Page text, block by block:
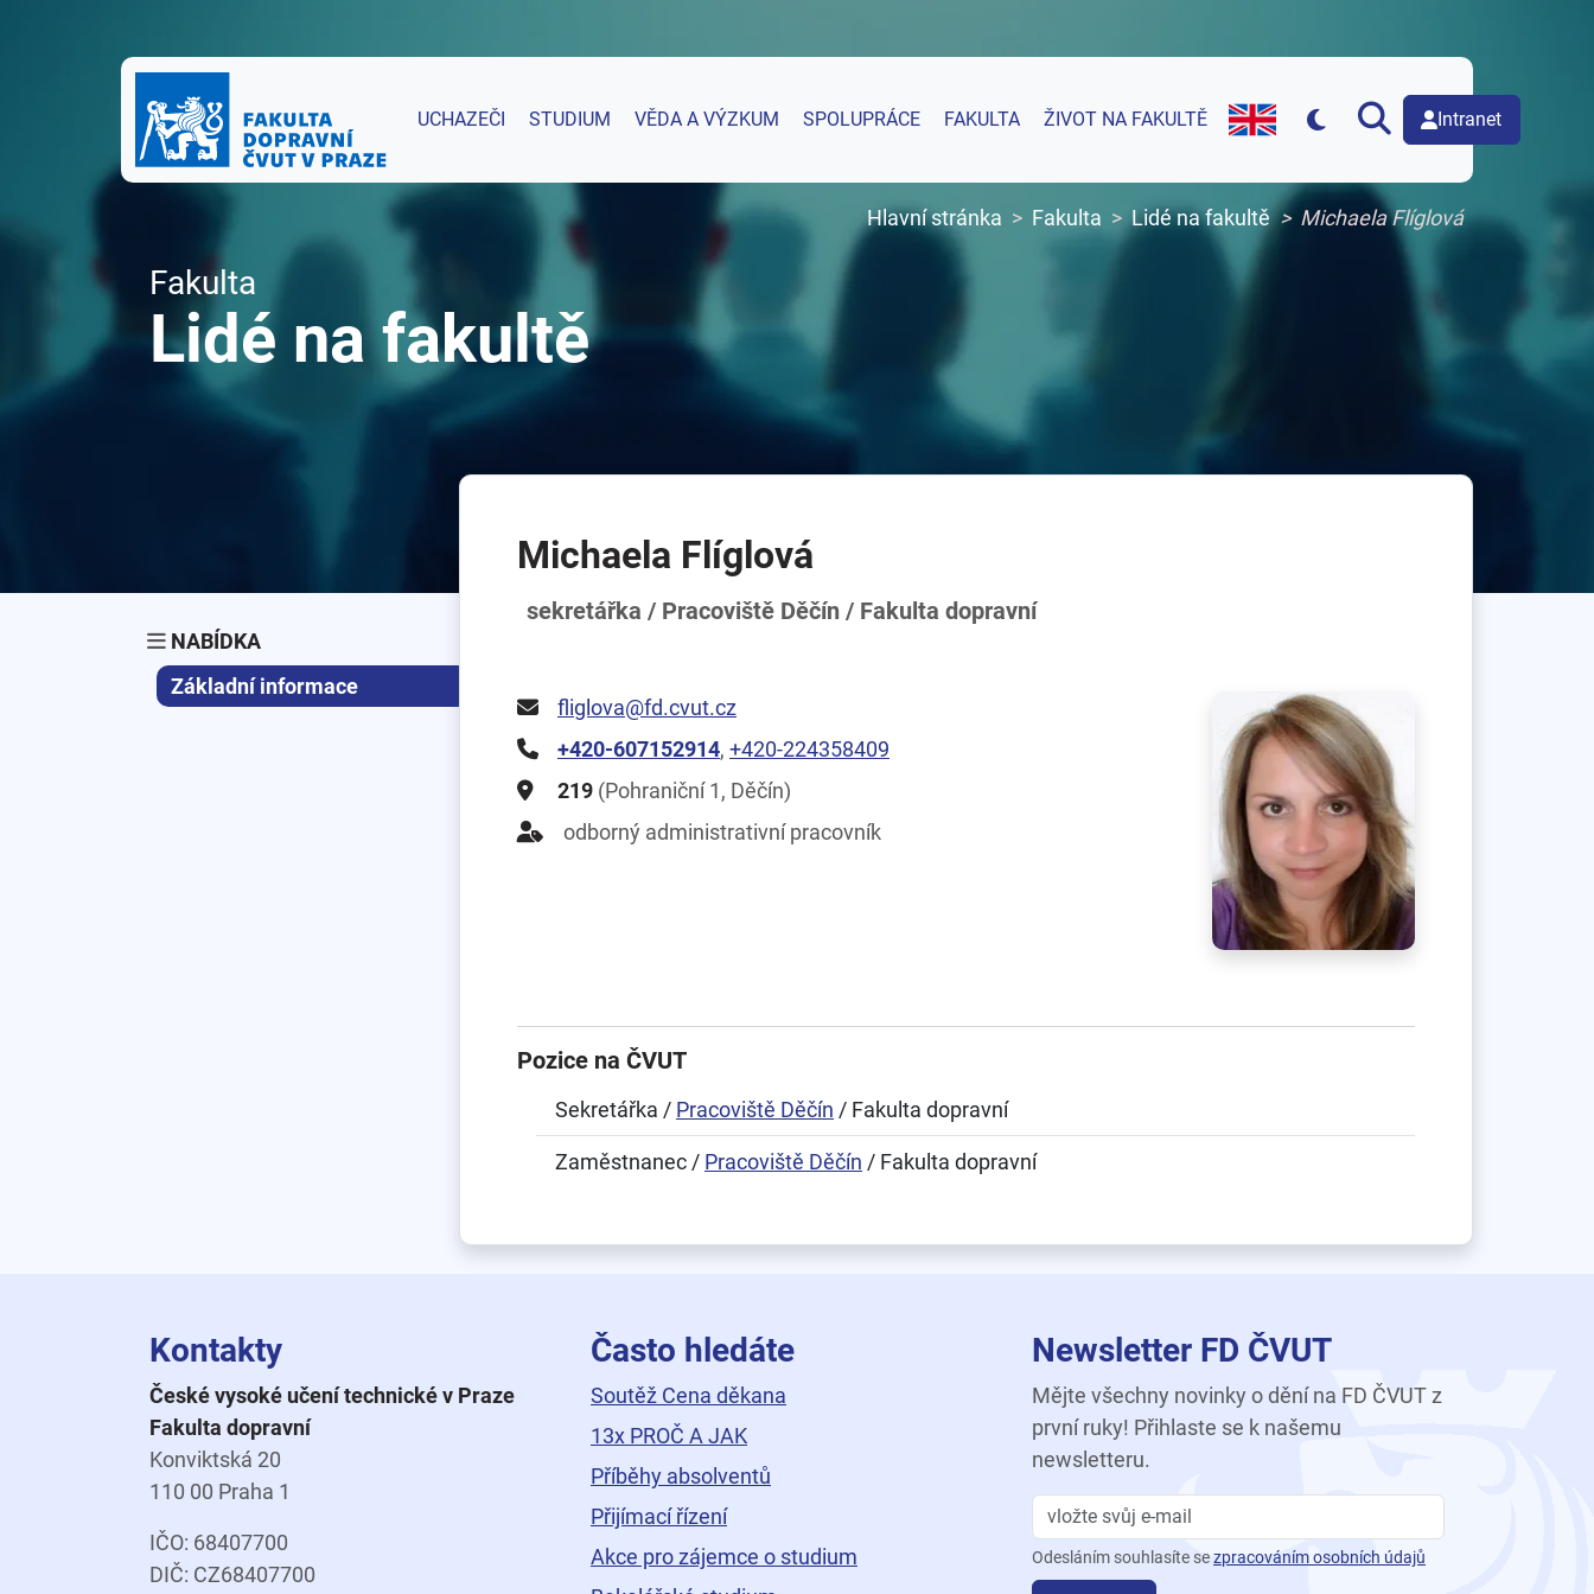
UCHAZEČI STUDIUM VĚDA A VÝZKUM SPOLUPRÁCE FAKULTA ŽIVOT NA FAKULTĚ
English version of web page
Intranet
Hlavní stránka Fakulta Lidé na fakultě Michaela Flíglová
Fakulta
Lidé na fakultě
NABÍDKA
Základní informace
Michaela Flíglová
sekretářka / Pracoviště Děčín / Fakulta dopravní
fliglova@fd.cvut.cz
+420-607152914, +420-224358409
219 (Pohraniční 1, Děčín)
odborný administrativní pracovník
Pozice na ČVUT
Sekretářka / Pracoviště Děčín / Fakulta dopravní
Zaměstnanec / Pracoviště Děčín / Fakulta dopravní
Kontakty
České vysoké učení technické v Praze
Fakulta dopravní
Konviktská 20
110 00 Praha 1
IČO: 68407700
DIČ: CZ68407700
Často hledáte
Soutěž Cena děkana
13x PROČ A JAK
Příběhy absolventů
Přijímací řízení
Akce pro zájemce o studium
Newsletter FD ČVUT
Mějte všechny novinky o dění na FD ČVUT z
první ruky! Přihlaste se k našemu
newsletteru.
Odesláním souhlasíte sezpracováním osobních údajů